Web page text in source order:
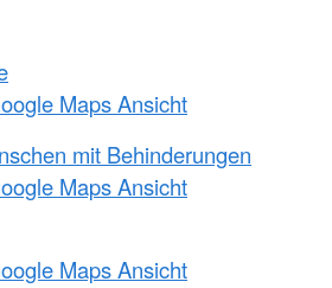
Maps Ansicht
mit Behinderungen
Maps Ansicht
Maps Ansicht